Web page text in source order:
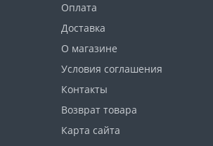
Оплата
Доставка
О магазине
Условия соглашения
Контакты
Возврат товара
Карта сайта